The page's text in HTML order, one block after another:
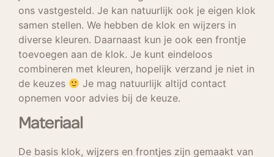
ons vastgesteld. Je kan natuurlijk ook je eigen klok
samen stellen. We hebben de klok en wijzers in
diverse kleuren. Daarnaast kun je ook een frontje
toevoegen aan de klok. Je kunt eindeloos
combineren met kleuren, hopelijk verzand je niet in
de keuzes
Je mag natuurlijk altijd contact
opnemen voor advies bij de keuze.
Materiaal
De basis klok, wijzers en frontjes zijn gemaakt van